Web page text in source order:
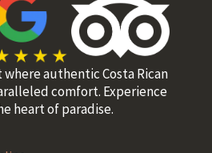
authentic Costa Rican
comfort. Experience
heart of paradise.